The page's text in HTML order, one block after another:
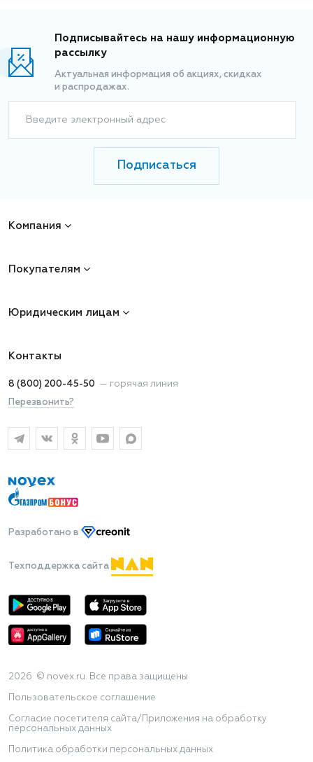
Подписывайтесь на нашу информационную
рассылку
Актуальная информация об акциях, скидках
и распродажах.
Введите электронный адрес
Подписаться
Компания
Покупателям
Юридическим лицам
Контакты
8 (800) 200-45-50 — горячая линия
Перезвонить?
Разработано в
Техподдержка сайта
2026 © novex.ru. Все права защищены
Пользовательское соглашение
Согласие посетителя сайта/Приложения на обработку
персональных данных
Политика обработки персональных данных